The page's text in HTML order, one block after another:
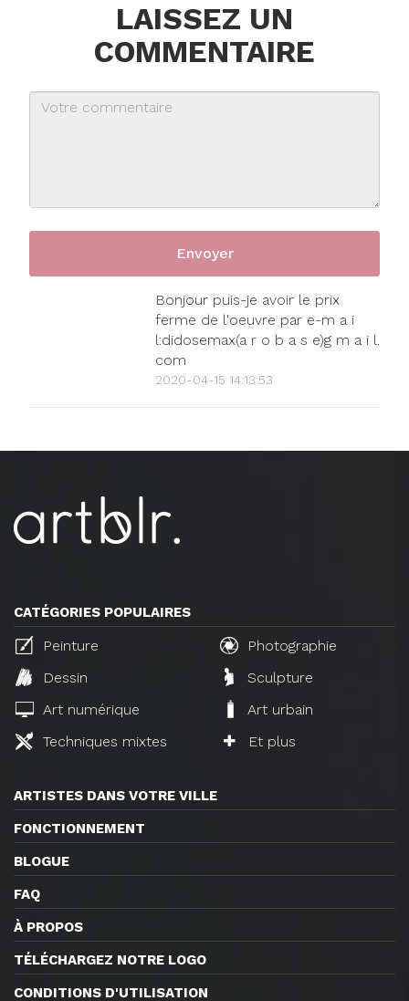
LAISSEZ UN
COMMENTAIRE
Bonjour puis-je avoir le prix
ferme de l'oeuvre par e-m a i
l:didosemax(a r o b a s e)g m a i l.
com
2020-04-15 14:13:53
CATÉGORIES POPULAIRES
Peinture
Photographie
Dessin
Sculpture
Art numérique
Art urbain
Techniques mixtes
Et plus
ARTISTES DANS VOTRE VILLE
FONCTIONNEMENT
BLOGUE
FAQ
À PROPOS
TÉLÉCHARGEZ NOTRE LOGO
CONDITIONS D'UTILISATION